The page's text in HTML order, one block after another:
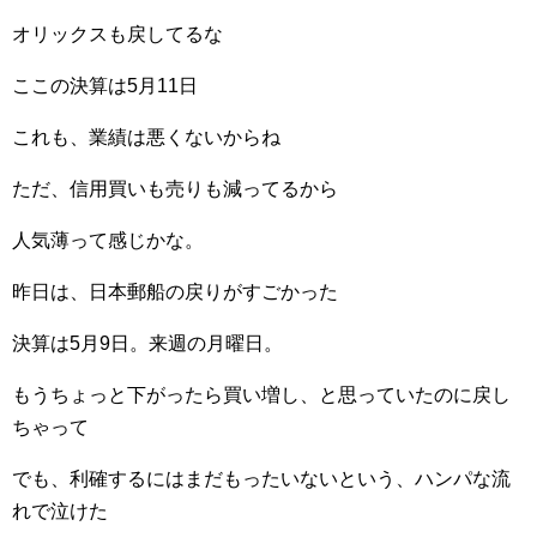
オリックスも戻してるな
ここの決算は5月11日
これも、業績は悪くないからね
ただ、信用買いも売りも減ってるから
人気薄って感じかな。
昨日は、日本郵船の戻りがすごかった
決算は5月9日。来週の月曜日。
もうちょっと下がったら買い増し、と思っていたのに戻し
ちゃって
でも、利確するにはまだもったいないという、ハンパな流
れで泣けた